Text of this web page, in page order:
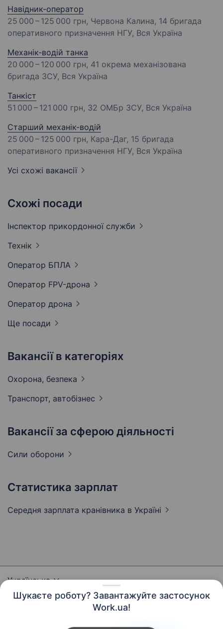
Шукаєте роботу? Завантажуйте застосунок
Work.ua!
Навідник-оператор
25 000 – 125 000 грн, Червона Калина, 14 бригада
оперативного призначення НГУ, Вся Україна
Механік-водій танка
20 000 – 120 000 грн, 41 окрема механізована
бригада ЗСУ, Вся Україна
Танкіст
51 000 – 121 000 грн, 32 ОМБр ЗСУ, Вся Україна
Старший механік-водій
25 000 – 125 000 грн, Кара-Даг, 15 бригада
оперативного призначення НГУ, Вся Україна
Усі схожі вакансії
Схожі посади
Інспектор прикордонної служби
Технік
Оператор БПЛА
Оператор FPV-дрона
Оператор дрона
Ще посади
Вакансії в категоріях
Охорона, безпека
Транспорт, автобізнес
Вакансії за сферою діяльності
Сили оборони
Статистика зарплат
Середня зарплата кранівника в Україні
Українська